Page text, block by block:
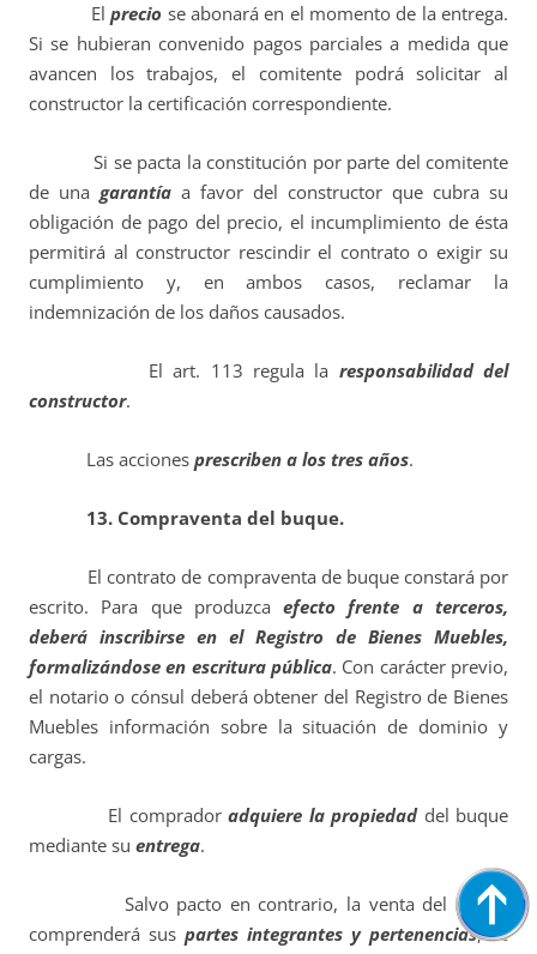
Elprecio se abonará en el momento de la entrega.
Si se hubieran convenido pagos parciales a medida que
avancen los trabajos, el comitente podrá solicitar al
constructor la certificación correspondiente.
Si se pacta la constitución por parte del comitente
de una garantía a favor del constructor que cubra su
obligación de pago del precio, el incumplimiento de ésta
permitirá al constructor rescindir el contrato o exigir su
cumplimiento y, en ambos casos, reclamar la
indemnización de los daños causados.
El art. 113 regula la responsabilidad del
constructor.
Las acciones prescriben a los tres años.
13. Compraventa del buque.
El contrato de compraventa de buque constará por
escrito. Para que produzcaefecto frente a terceros,
deberá inscribirse en el Registro de Bienes Muebles,
formalizándose en escritura pública. Con carácter previo,
el notario o cónsul deberá obtener del Registro de Bienes
Muebles información sobre la situación de dominio y
cargas.
El comprador adquiere la propiedaddel buque
mediante su entrega.
Salvo pacto en contrario, la venta del buque
comprenderá sus partes integrantes y pertenencias, se